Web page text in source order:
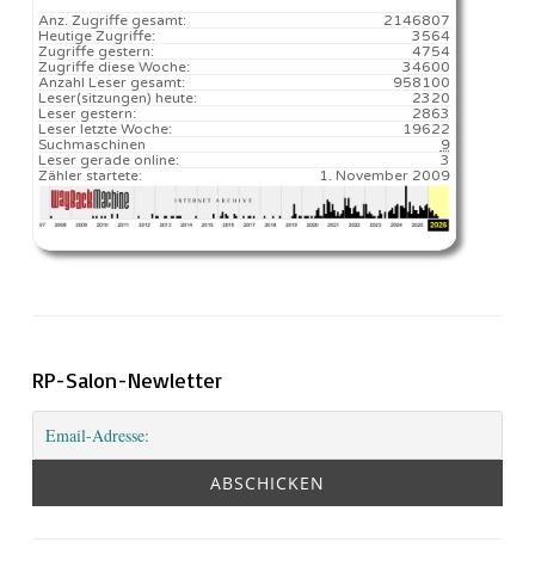
2146807
Anz. Zugriffe gesamt:
3564
Heutige Zugriffe:
4754
Zugriffe gestern:
34600
Zugriffe diese Woche:
958100
Anzahl Leser gesamt:
2320️
Leser(sitzungen) heute:
2863
Leser gestern:
19622️
Leser letzte Woche:
9
Suchmaschinen
3
Leser gerade online:
1. November 2009
Zähler startete:
RP-Salon-Newletter